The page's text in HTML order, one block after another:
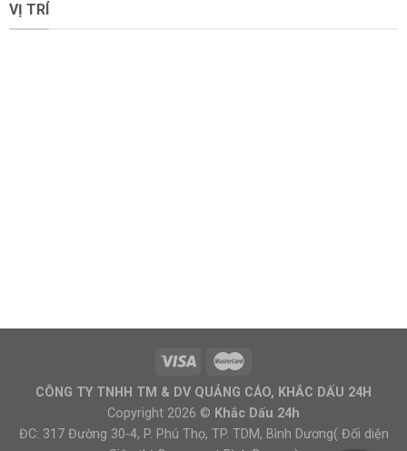
VỊ TRÍ
CÔNG TY TNHH TM & DV QUẢNG CÁO, KHẮC DẤU 24H
Copyright 2026 © Khắc Dấu 24h
ĐC: 317 Đường 30-4, P. Phú Thọ, TP. TDM, Bình Dương( Đối diện